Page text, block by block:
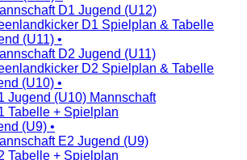
D1 Jugend (U12)
D1 Spielplan & Tabelle
(U11) •
D2 Jugend (U11)
D2 Spielplan & Tabelle
(U10) •
Jugend (U10) Mannschaft
Tabelle + Spielplan
(U9) •
E2 Jugend (U9)
Tabelle + Spielplan